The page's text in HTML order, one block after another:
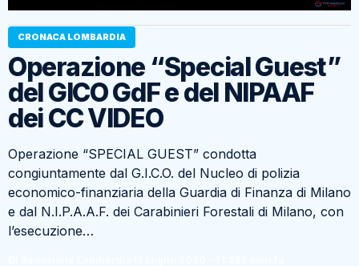
CRONACA LOMBARDIA
Operazione “Special Guest”
del GICO GdF e del NIPAAF
dei CC VIDEO
Operazione “SPECIAL GUEST” condotta
congiuntamente dal G.I.C.O. del Nucleo di polizia
economico-finanziaria della Guardia di Finanza di Milano
e dal N.I.P.A.A.F. dei Carabinieri Forestali di Milano, con
l’esecuzione…